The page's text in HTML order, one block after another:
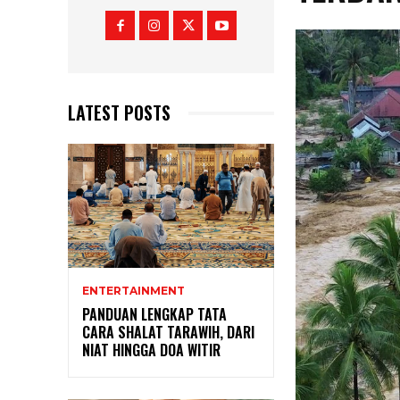
LATEST POSTS
ENTERTAINMENT
PANDUAN LENGKAP TATA
CARA SHALAT TARAWIH, DARI
NIAT HINGGA DOA WITIR